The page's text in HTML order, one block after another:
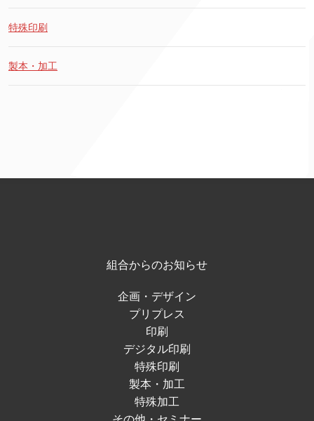
特殊印刷
製本・加工
組合からのお知らせ
企画・デザイン
プリプレス
印刷
デジタル印刷
特殊印刷
製本・加工
特殊加工